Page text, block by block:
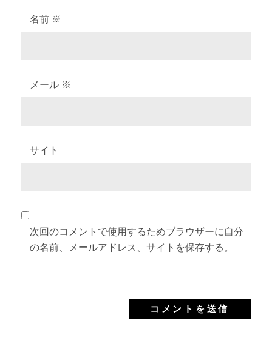
名前 ※
メール ※
サイト
次回のコメントで使用するためブラウザーに自分
の名前、メールアドレス、サイトを保存する。